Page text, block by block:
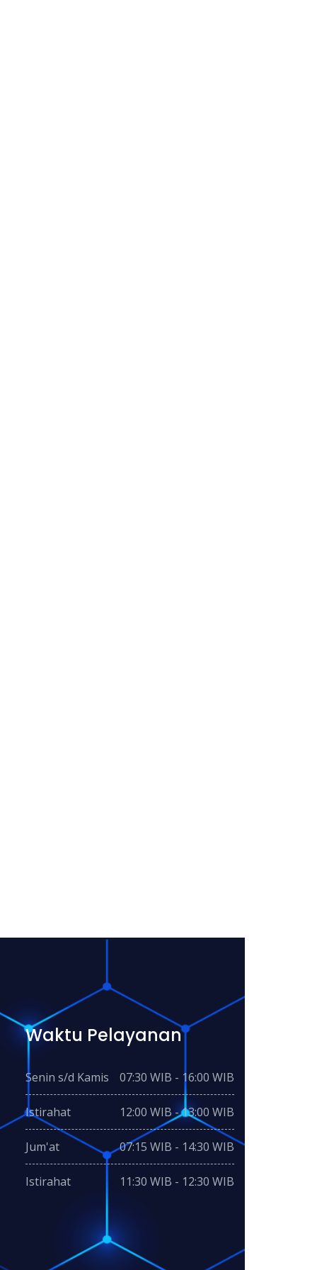
Waktu Pelayanan
Senin s/d Kamis 07:30 WIB - 16:00 WIB
Istirahat 12:00 WIB - 13:00 WIB
Jum'at 07:15 WIB - 14:30 WIB
Istirahat 11:30 WIB - 12:30 WIB